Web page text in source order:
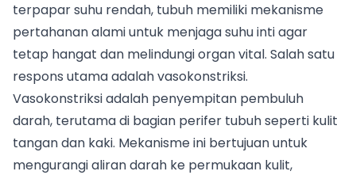
terpapar suhu rendah, tubuh memiliki mekanisme
pertahanan alami untuk menjaga suhu inti agar
tetap hangat dan melindungi organ vital. Salah satu
respons utama adalah vasokonstriksi.
Vasokonstriksi adalah penyempitan pembuluh
darah, terutama di bagian perifer tubuh seperti kulit
tangan dan kaki. Mekanisme ini bertujuan untuk
mengurangi aliran darah ke permukaan kulit,